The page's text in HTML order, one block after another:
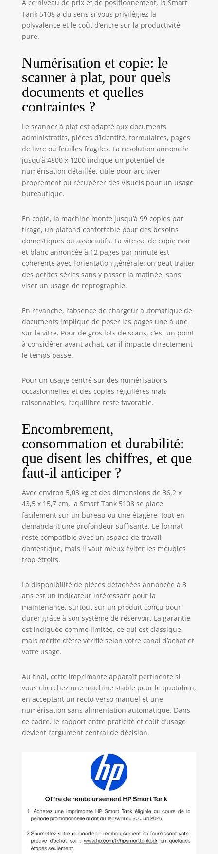
À ce niveau de prix et de positionnement, la Smart
Tank 5108 a du sens si vous privilégiez la
polyvalence et le coût d’encre sur la productivité
pure.
Numérisation et copie: le
scanner à plat, pour quels
documents et quelles
contraintes ?
Le scanner à plat est adapté aux documents
administratifs, pièces d’identité, formulaires, pages
de livre ou feuilles fragiles. La résolution annoncée
jusqu’à 4800 x 1200 indique un potentiel de
numérisation détaillée, utile pour archiver
proprement ou récupérer des visuels pour un usage
bureautique.
En copie, la machine monte jusqu’à 99 copies par
tirage, un plafond confortable pour des besoins
domestiques ou associatifs. La vitesse de copie noir
et blanc annoncée à 12 pages par minute est
cohérente avec l’orientation générale: on peut traiter
des petites séries sans y passer la matinée, sans
viser un usage de reprographie.
En revanche, l’absence de chargeur automatique de
documents implique de poser les pages une à une
sur la vitre. Pour de gros lots de scans, c’est un point
à considérer avant achat, car il impacte directement
le temps passé.
Pour un usage centré sur des numérisations
occasionnelles et des copies régulières mais
raisonnables, l’équilibre reste favorable.
Encombrement,
consommation et durabilité:
que disent les chiffres, et que
faut-il anticiper ?
Avec environ 5,03 kg et des dimensions de 36,2 x
43,5 x 15,7 cm, la Smart Tank 5108 se place
facilement sur un bureau ou une étagère, tout en
demandant une profondeur suffisante. Le format
reste compatible avec un espace de travail
domestique, mais il vaut mieux éviter les meubles
trop étroits.
La disponibilité de pièces détachées annoncée à 3
ans est un indicateur intéressant pour la
maintenance, surtout sur un produit conçu pour
durer grâce à son système de réservoir. La garantie
est indiquée comme limitée, ce qui est classique,
mais mérite d’être vérifié selon votre canal d’achat et
votre usage.
Au final, cette imprimante apparaît pertinente si
vous cherchez une machine stable pour le quotidien,
en acceptant un recto-verso manuel et une
numérisation sans alimentation automatique. Dans
ce cadre, le rapport entre praticité et coût d’usage
devient l’argument central de décision.